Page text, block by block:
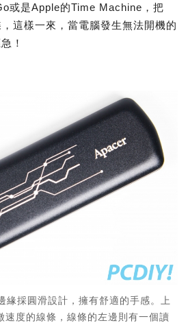
或是Apple的Time Machine，把
這樣一來，當電腦發生無法開機的
！
緣採圓滑設計，擁有舒適的手感。上
度的線條，線條的左邊則有一個讀